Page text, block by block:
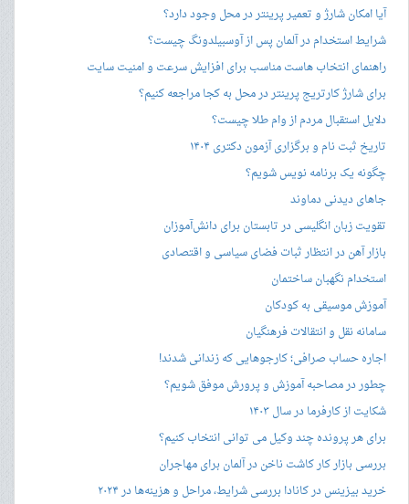
آیا امکان شارژ و تعمیر پرینتر در محل وجود دارد؟
شرایط استخدام در آلمان پس از آوسبیلدونگ چیست؟
راهنمای انتخاب هاست مناسب برای افزایش سرعت و امنیت سایت
برای شارژ کارتریج پرینتر در محل به کجا مراجعه کنیم؟
دلایل استقبال مردم از وام طلا چیست؟
تاریخ ثبت نام و برگزاری آزمون دکتری ۱۴۰۴
چگونه یک برنامه نویس شویم؟
جاهای دیدنی دماوند
تقویت زبان انگلیسی در تابستان برای دانش‌آموزان
بازار آهن در انتظار ثبات فضای سیاسی و اقتصادی
استخدام نگهبان ساختمان
آموزش موسیقی به کودکان
سامانه نقل و انتقالات فرهنگیان
اجاره حساب صرافی؛ کارجوهایی که زندانی شدند!
چطور در مصاحبه‌ آموزش و پرورش موفق شویم؟
شکایت از کارفرما در سال ۱۴۰۳
برای هر پرونده چند وکیل می توانی انتخاب کنیم؟
بررسی بازار کار کاشت ناخن در آلمان برای مهاجران
خرید بیزینس در کانادا بررسی شرایط، مراحل و هزینه‌ها در ۲۰۲۴